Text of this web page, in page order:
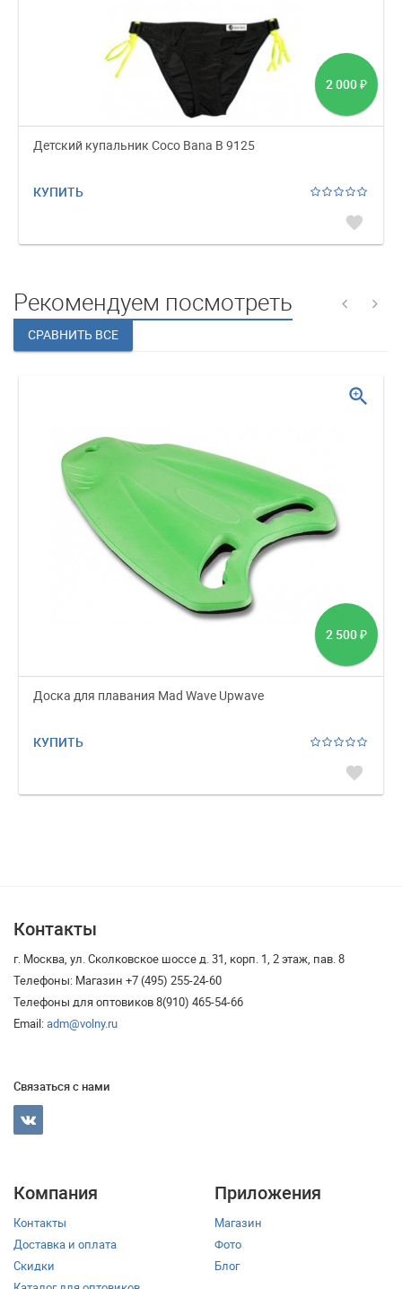
2 000 ₽
Детский купальник Coco Bana B 9125
КУПИТЬ
favorite
Рекомендуем посмотреть
2 500 ₽
Доска для плавания Mad Wave Upwave
КУПИТЬ
favorite
zoom_in
Контакты
г. Москва, ул. Сколковское шоссе д. 31, корп. 1, 2 этаж, пав. 8
Телефоны: Магазин +7 (495) 255-24-60
Телефоны для оптовиков 8(910) 465-54-66
Email:adm@volny.ru
Связаться с нами
Компания
Контакты
Доставка и оплата
Скидки
Приложения
Магазин
Фото
Блог